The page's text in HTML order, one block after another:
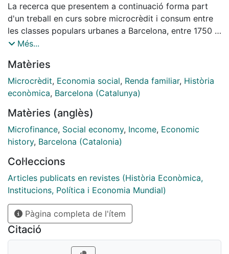
La recerca que presentem a continuació forma part
d'un treball en curs sobre microcrèdit i consum entre
les classes populars urbanes a Barcelona, entre 1750 i
1840. L'objectiu d'aquesta comunicació és mostrar la
microcrèdit i la transformació de les llars jornaleres i
menestrales a la Barcelona del darrer terç del segle
XVIII. Aquest exercici de recerca sobre la
les famílies i les llars treballadores, pot entendre´s
com una petita aportació a l'estudi de les clases
populars urbanes de l'inici de la industrialització. ...
Més...
Matèries
Microcrèdit, Economia social, Renda familiar, Història
econòmica, Barcelona (Catalunya)
Matèries (anglès)
Microfinance, Social economy, Income, Economic
history, Barcelona (Catalonia)
Col·leccions
Articles publicats en revistes (Història Econòmica,
Institucions, Política i Economia Mundial)
Pàgina completa de l'ítem
Citació